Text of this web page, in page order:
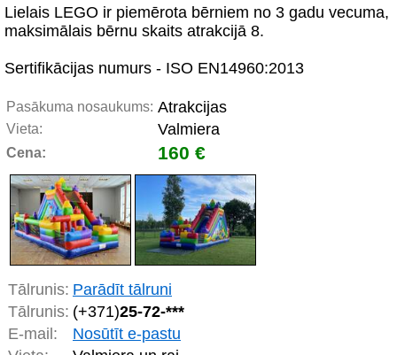
Lielais LEGO ir piemērota bērniem no 3 gadu vecuma,
maksimālais bērnu skaits atrakcijā 8.
Sertifikācijas numurs - ISO EN14960:2013
Pasākuma nosaukums: Atrakcijas
Vieta: Valmiera
Cena: 160 €
Tālrunis: Parādīt tālruni
Tālrunis: (+371)25-72-***
E-mail:
Nosūtīt e-pastu